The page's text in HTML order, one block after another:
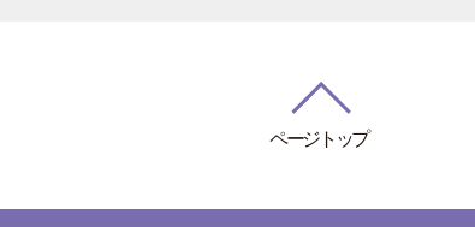
ページトップ